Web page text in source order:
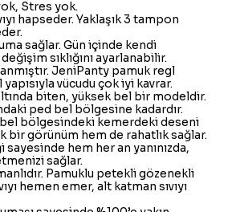
Stres yok.
hapseder. Yaklaşık 3 tampon
sağlar. Gün içinde kendi
sıklığını ayarlanabilir.
JeniPanty pamuk regl
vücudu çok iyi kavrar.
biten, yüksek bel bir modeldir.
ped bel bölgesine kadardır.
bölgesindeki kemerdeki deseni
bir görünüm hem de rahatlık sağlar.
sayesinde hem her an yanınızda,
sağlar.
Pamuklu petekli gözenekli
hemen emer, alt katman sıvıyı